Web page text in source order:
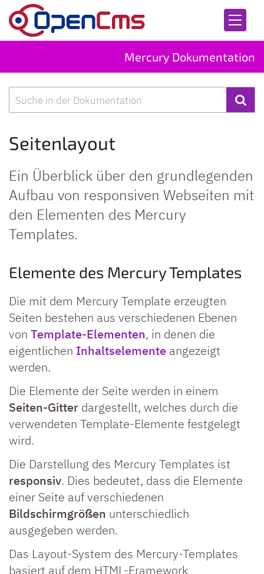
Zum Inhalt springen
Mercury Dokumentation
Seitenlayout
Ein Überblick über den grundlegenden
Aufbau von responsiven Webseiten mit
den Elementen des Mercury
Templates.
Elemente des Mercury Templates
Die mit dem Mercury Template erzeugten
Seiten bestehen aus verschiedenen Ebenen
von Template-Elementen, in denen die
eigentlichen Inhaltselemente angezeigt
werden.
Die Elemente der Seite werden in einem
Seiten-Gitter dargestellt, welches durch die
verwendeten Template-Elemente festgelegt
wird.
Die Darstellung des Mercury Templates ist
responsiv. Dies bedeutet, dass die Elemente
einer Seite auf verschiedenen
Bildschirmgrößen unterschiedlich
ausgegeben werden.
Das Layout-System des Mercury-Templates
basiert auf dem HTML-Framework
Suche